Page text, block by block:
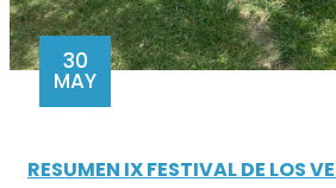
30
MAY
RESUMEN IX FESTIVAL DE LOS